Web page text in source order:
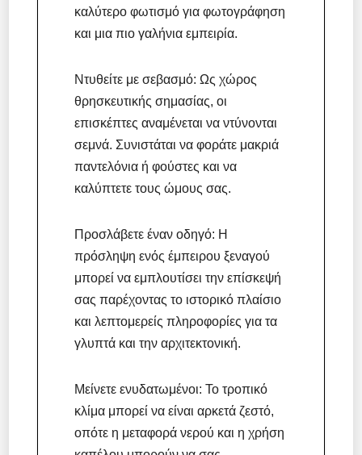
καλύτερο φωτισμό για φωτογράφηση
και μια πιο γαλήνια εμπειρία.
Ντυθείτε με σεβασμό: Ως χώρος
θρησκευτικής σημασίας, οι
επισκέπτες αναμένεται να ντύνονται
σεμνά. Συνιστάται να φοράτε μακριά
παντελόνια ή φούστες και να
καλύπτετε τους ώμους σας.
Προσλάβετε έναν οδηγό: Η
πρόσληψη ενός έμπειρου ξεναγού
μπορεί να εμπλουτίσει την επίσκεψή
σας παρέχοντας το ιστορικό πλαίσιο
και λεπτομερείς πληροφορίες για τα
γλυπτά και την αρχιτεκτονική.
Μείνετε ενυδατωμένοι: Το τροπικό
κλίμα μπορεί να είναι αρκετά ζεστό,
οπότε η μεταφορά νερού και η χρήση